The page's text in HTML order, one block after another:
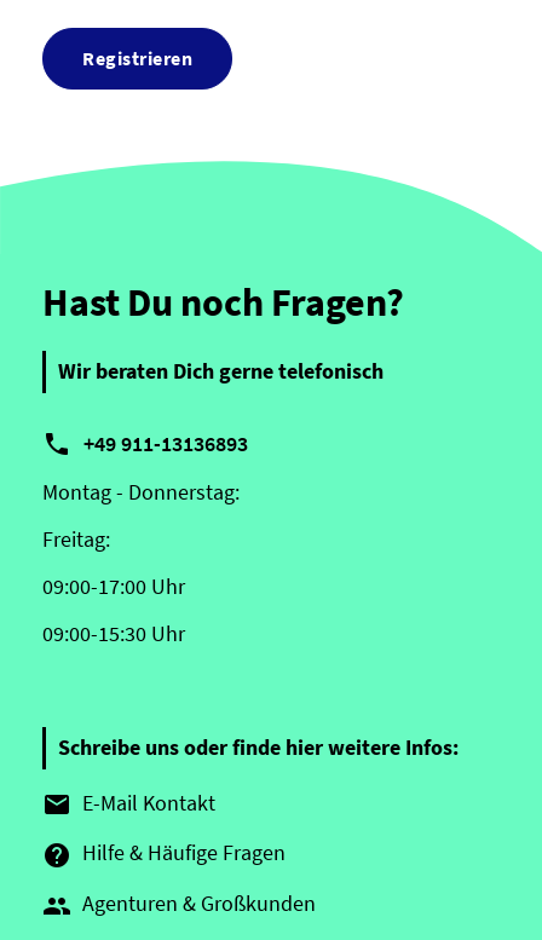
Registrieren
Hast Du noch Fragen?
Wir beraten Dich gerne telefonisch
 +49 911-13136893
Montag - Donnerstag:
Freitag:
09:00-17:00 Uhr
09:00-15:30 Uhr
Schreibe uns oder finde hier weitere Infos:
 E-Mail Kontakt
 Hilfe & Häufige Fragen
 Agenturen & Großkunden